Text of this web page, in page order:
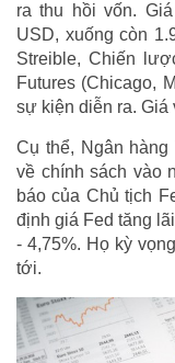
ra thu hồi vốn.
USD, xuống còn
Streible, Chiến
Futures (Chicago,
sự kiện diễn ra. Giá
Cụ thể, Ngân
về chính sách vào
báo của Chủ tịch
định giá Fed tăng
- 4,75%. Họ kỳ
tới.